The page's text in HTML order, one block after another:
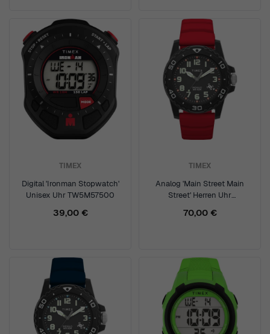
TIMEX
Digital 'Ironman Stopwatch'
Unisex Uhr TW5M57500
39,00 €
TIMEX
Analog 'Main Street Main
Street' Herren Uhr
70,00 €